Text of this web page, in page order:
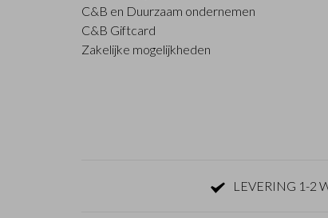
C&B en Duurzaam ondernemen
C&B Giftcard
Zakelijke mogelijkheden
LEVERING 1-2